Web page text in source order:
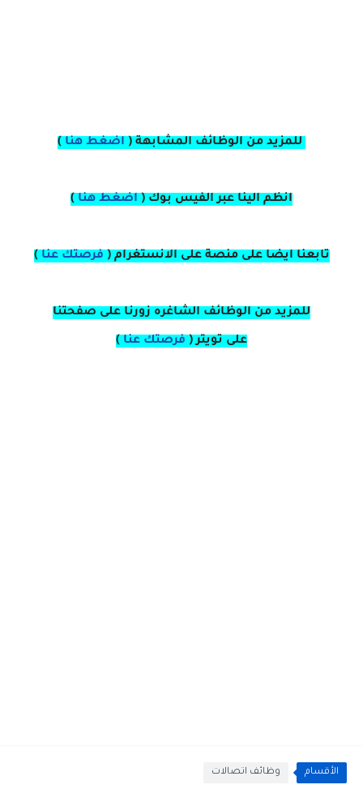
للمزيد من الوظائف المشابهة ( اضغط هنا )
انظم الينا عبر الفيس بوك ( اضغط هنا )
تابعنا ايضا على منصة على الانستغرام ( فرصتك عنا )
للمزيد من الوظائف الشاغره زورنا على صفحتنا
على تويتر( فرصتك عنا )
الأقسام وظائف اتصالات